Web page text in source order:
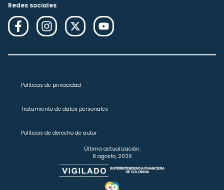
Redes sociales
Políticas de privacidad
Tratamiento de datos personales
Políticas de derecho de autor
Última actualización:
8 agosto, 2026